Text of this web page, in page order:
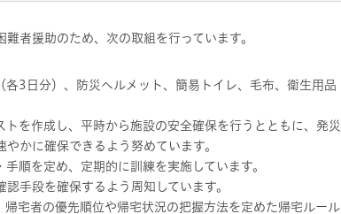
者援助のため、次の取組を行っています。
各3日分）、防災ヘルメット、簡易トイレ、毛布、衛生用品
を作成し、平時から施設の安全確保を行うとともに、発災
かに確保できるよう努めています。
順を定め、定期的に訓練を実施しています。
手段を確保するよう周知しています。
宅者の優先順位や帰宅状況の把握方法を定めた帰宅ルール